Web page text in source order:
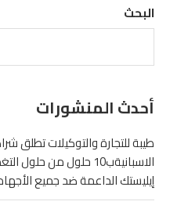
البحث
أحدث المنشورات
طيبة للتجارة والتوكيلات تطلق
الاسبانيةب10 حلول من
إيليستك الداعمة ضد جميع